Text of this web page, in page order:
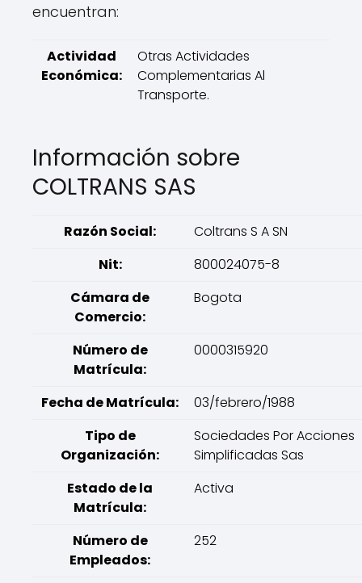
encuentran:
Actividad
Económica:
Otras Actividades
Complementarias Al
Transporte.
Información sobre
COLTRANS SAS
Razón Social:
Coltrans S A SN
Nit:
800024075-8
Cámara de
Comercio:
Bogota
Número de
Matrícula:
0000315920
Fecha de Matrícula:
03/febrero/1988
Tipo de
Organización:
Sociedades Por Acciones
Simplificadas Sas
Estado de la
Matrícula:
Activa
Número de
Empleados:
252